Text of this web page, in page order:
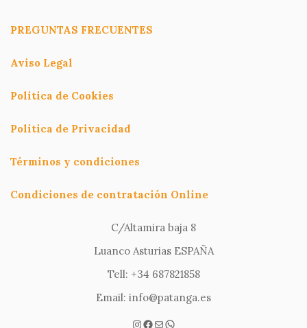
PREGUNTAS FRECUENTES
Aviso Legal
Política de Cookies
Política de Privacidad
Términos y condiciones
Condiciones de contratación Online
C/Altamira baja 8
Luanco Asturias ESPAÑA
Tell: +34 687821858
Email: info@patanga.es